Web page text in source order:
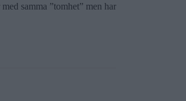
samma ”tomhet” men har